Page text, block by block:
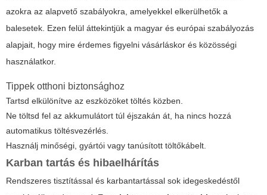
azokra az alapvető szabályokra, amelyekkel elkerülhetők a
balesetek. Ezen felül áttekintjük a magyar és európai szabályozás
alapjait, hogy mire érdemes figyelni vásárláskor és közösségi
használatkor.
Tippek otthoni biztonsághoz
Tartsd elkülönítve az eszközöket töltés közben.
Ne töltsd fel az akkumulátort túl éjszakán át, ha nincs hozzá
automatikus töltésvezérlés.
Használj minőségi, gyártói vagy tanúsított töltőkábelt.
Karban tartás és hibaelhárítás
Rendszeres tisztítással és karbantartással sok idegeskedéstől